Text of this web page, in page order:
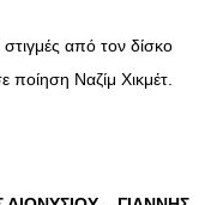
από τον δίσκο
Ναζίμ Χικμέτ.